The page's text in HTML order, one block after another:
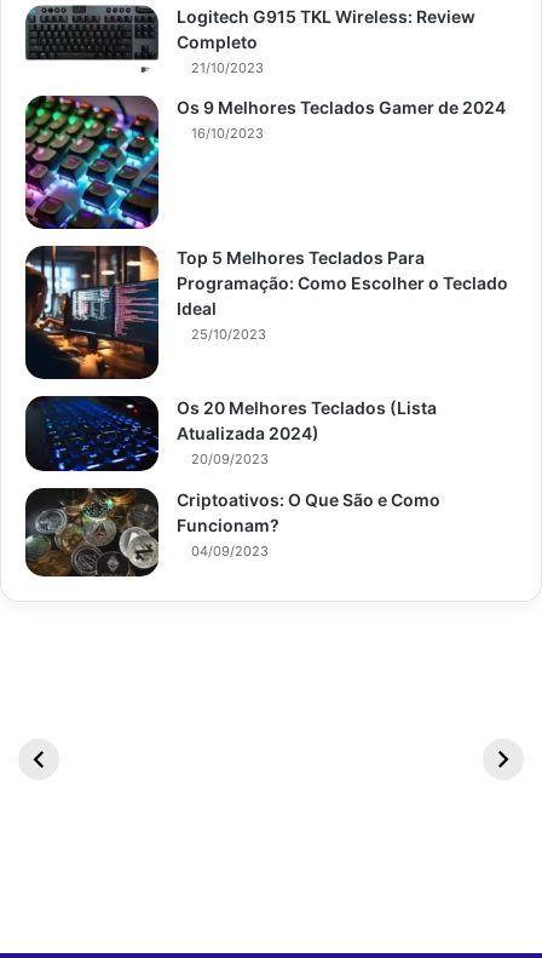
Logitech G915 TKL Wireless: Review
Completo
21/10/2023
Os 9 Melhores Teclados Gamer de 2024
16/10/2023
Top 5 Melhores Teclados Para
Programação: Como Escolher o Teclado
Ideal
25/10/2023
Os 20 Melhores Teclados (Lista
Atualizada 2024)
20/09/2023
Criptoativos: O Que São e Como
Funcionam?
04/09/2023